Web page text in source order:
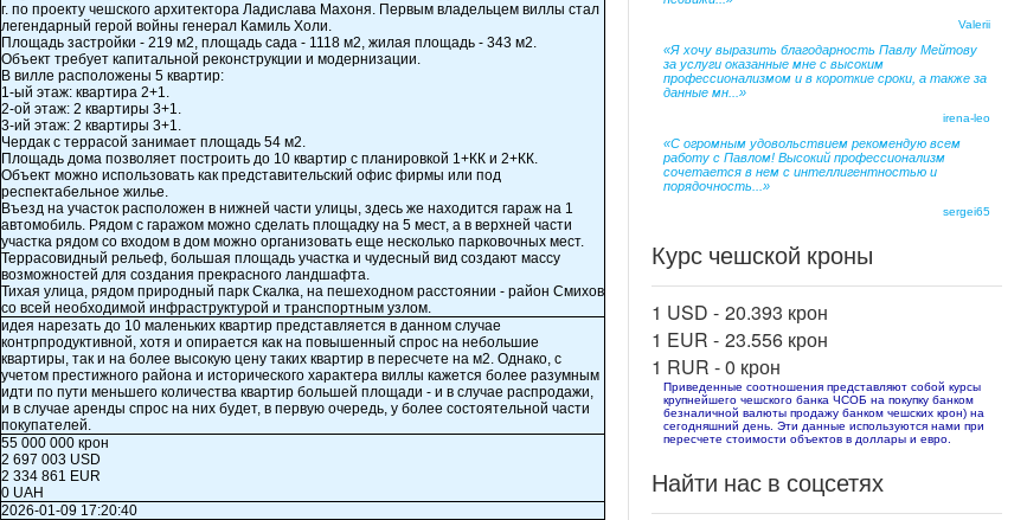
г. по проекту чешского архитектора Ладислава Махоня. Первым владельцем виллы стал
легендарный герой войны генерал Камиль Холи.
Площадь застройки - 219 м2, площадь сада - 1118 м2, жилая площадь - 343 м2.
Объект требует капитальной реконструкции и модернизации.
В вилле расположены 5 квартир:
1-ый этаж: квартира 2+1.
2-ой этаж: 2 квартиры 3+1.
3-ий этаж: 2 квартиры 3+1.
Чердак с террасой занимает площадь 54 м2.
Площадь дома позволяет построить до 10 квартир с планировкой 1+КК и 2+КК.
Объект можно использовать как представительский офис фирмы или под
респектабельное жилье.
Въезд на участок расположен в нижней части улицы, здесь же находится гараж на 1
автомобиль. Рядом с гаражом можно сделать площадку на 5 мест, а в верхней части
участка рядом со входом в дом можно организовать еще несколько парковочных мест.
Террасовидный рельеф, большая площадь участка и чудесный вид создают массу
возможностей для создания прекрасного ландшафта.
Тихая улица, рядом природный парк Скалка, на пешеходном расстоянии - район Смихов
со всей необходимой инфраструктурой и транспортным узлом.
идея нарезать до 10 маленьких квартир представляется в данном случае
контрпродуктивной, хотя и опирается как на повышенный спрос на небольшие
квартиры, так и на более высокую цену таких квартир в пересчете на м2. Однако, с
учетом престижного района и исторического характера виллы кажется более разумным
идти по пути меньшего количества квартир большей площади - и в случае распродажи,
и в случае аренды спрос на них будет, в первую очередь, у более состоятельной части
покупателей.
55 000 000 крон
2 697 003 USD
2 334 861 EUR
0 UAH
2026-01-09 17:20:40
Valerii
«Я хочу выразить благодарность Павлу Мейтову
за услуги оказанные мне с высоким
профессионализмом и в короткие сроки, а также за
данные мн...»
irena-leo
«С огромным удовольствием рекомендую всем
работу с Павлом! Высокий профессионализм
сочетается в нем с интеллигентностью и
порядочность...»
sergei65
Курс чешской кроны
1 USD - 20.393 крон
1 EUR - 23.556 крон
1 RUR -0 крон
Приведенные соотношения представляют собой курсы
крупнейшего чешского банка ЧСОБ на покупку банком
безналичной валюты продажу банком чешских крон) на
сегодняшний день. Эти данные используются нами при
пересчете стоимости объектов в доллары и евро.
Найти нас в соцсетях